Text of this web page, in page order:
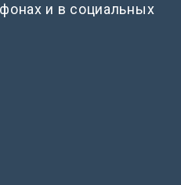
и в социальных